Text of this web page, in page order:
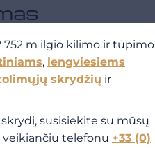
752 m ilgio kilimo ir tūpimo
, lengviesiems
skrydžių ir
susisiekite su mūsų
veikiančiu telefonu +33 (0)